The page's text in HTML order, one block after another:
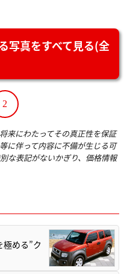
写真をすべて見る(全
2
来にわたってその真正性を保証
に伴って内容に不備が生じる可
な表記がないかぎり、価格情報
極める”ク